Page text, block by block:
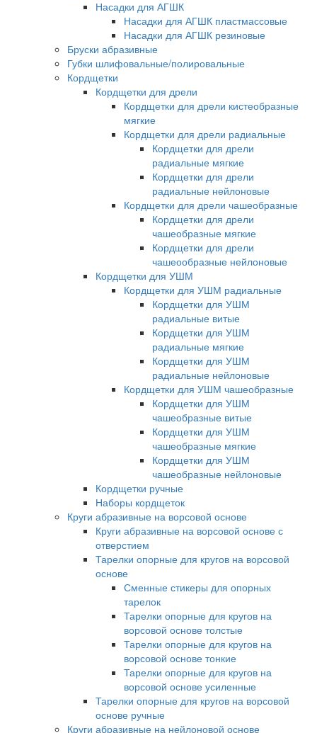
Насадки для АГШК
Насадки для АГШК пластмассовые
Насадки для АГШК резиновые
Бруски абразивные
Губки шлифовальные/полировальные
Кордщетки
Кордщетки для дрели
Кордщетки для дрели кистеобразные
мягкие
Кордщетки для дрели радиальные
Кордщетки для дрели
радиальные мягкие
Кордщетки для дрели
радиальные нейлоновые
Кордщетки для дрели чашеобразные
Кордщетки для дрели
чашеобразные мягкие
Кордщетки для дрели
чашеообразные нейлоновые
Кордщетки для УШМ
Кордщетки для УШМ радиальные
Кордщетки для УШМ
радиальные витые
Кордщетки для УШМ
радиальные мягкие
Кордщетки для УШМ
радиальные нейлоновые
Кордщетки для УШМ чашеобразные
Кордщетки для УШМ
чашеобразные витые
Кордщетки для УШМ
чашеобразные мягкие
Кордщетки для УШМ
чашеобразные нейлоновые
Кордщетки ручные
Наборы кордщеток
Круги абразивные на ворсовой основе
Круги абразивные на ворсовой основе с
отверстием
Тарелки опорные для кругов на ворсовой
основе
Сменные стикеры для опорных
тарелок
Тарелки опорные для кругов на
ворсовой основе толстые
Тарелки опорные для кругов на
ворсовой основе тонкие
Тарелки опорные для кругов на
ворсовой основе усиленные
Тарелки опорные для кругов на ворсовой
основе ручные
Круги абразивные на нейлоновой основе